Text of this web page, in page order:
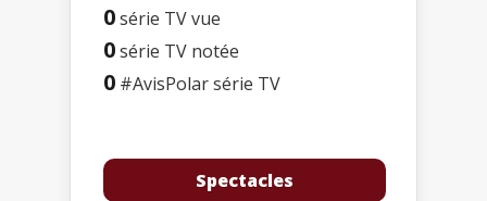
0série TV vue
0série TV notée
0 #AvisPolar série TV
Spectacles